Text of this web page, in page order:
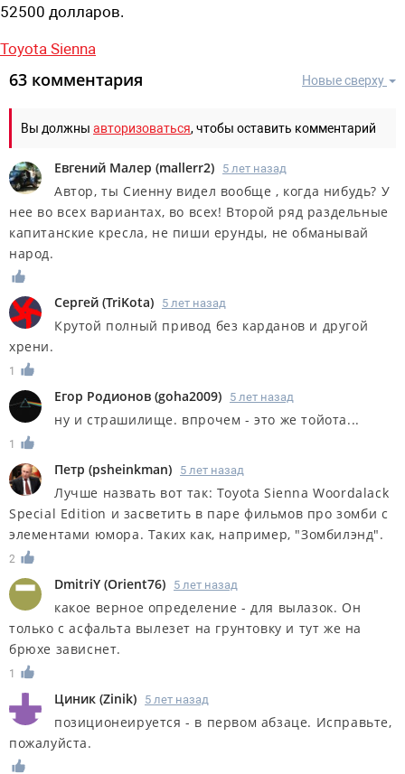
52500 долларов.
Toyota Sienna
Новые сверху
63 комментария
Вы должны авторизоваться, чтобы оставить комментарий
Евгений Малер (mallerr2) 5 лет назад
Автор, ты Сиенну видел вообще , когда нибудь? У
нее во всех вариантах, во всех! Второй ряд раздельные
капитанские кресла, не пиши ерунды, не обманывай
народ.
Сергей (TriKota) 5 лет назад
Крутой полный привод без карданов и другой
хрени.
1
Егор Родионов (goha2009) 5 лет назад
ну и страшилище. впрочем - это же тойота...
1
Петр (psheinkman) 5 лет назад
Лучше назвать вот так: Toyota Sienna Woordalack
Special Edition и засветить в паре фильмов про зомби с
элементами юмора. Таких как, например, "Зомбилэнд".
2
DmitriY (Orient76) 5 лет назад
какое верное определение - для вылазок. Он
только с асфальта вылезет на грунтовку и тут же на
брюхе зависнет.
1
Циник (Zinik) 5 лет назад
позиционеируется - в первом абзаце. Исправьте,
пожалуйста.